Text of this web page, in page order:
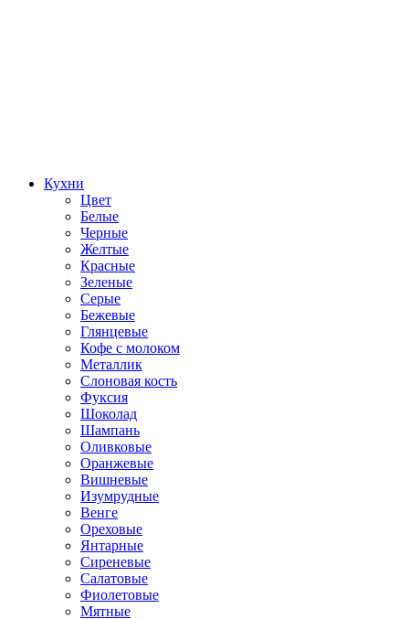
Кухни
Цвет
Белые
Черные
Желтые
Красные
Зеленые
Серые
Бежевые
Глянцевые
Кофе с молоком
Металлик
Слоновая кость
Фуксия
Шоколад
Шампань
Оливковые
Оранжевые
Вишневые
Изумрудные
Венге
Ореховые
Янтарные
Сиреневые
Салатовые
Фиолетовые
Мятные